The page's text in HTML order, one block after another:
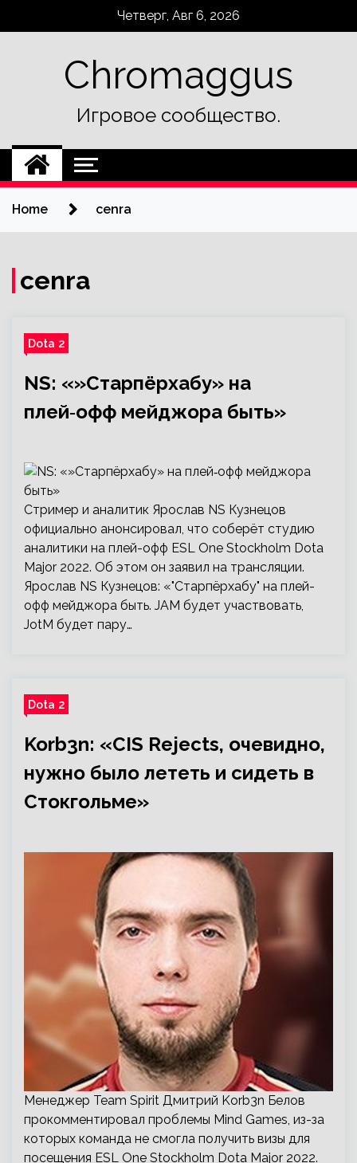
Четверг, Авг 6, 2026
Chromaggus
Игровое сообщество.
Home cenra
cenra
Dota 2
NS: «»Старпёрхабу» на
плей‑офф мейджора быть»
Стример и аналитик Ярослав NS Кузнецов
официально анонсировал, что соберёт студию
аналитики на плей-офф ESL One Stockholm Dota
Major 2022. Об этом он заявил на трансляции.
Ярослав NS Кузнецов: «"Старпёрхабу" на плей-
офф мейджора быть. JAM будет участвовать,
JotM будет пару…
Dota 2
Korb3n: «CIS Rejects, очевидно,
нужно было лететь и сидеть в
Стокгольме»
Менеджер Team Spirit Дмитрий Korb3n Белов
прокомментировал проблемы Mind Games, из-за
которых команда не смогла получить визы для
посещения ESL One Stockholm Dota Major 2022.